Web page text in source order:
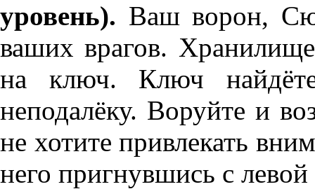
уровень). Ваш ворон,
ваших врагов.
на ключ. Ключ
неподалёку. Воруйте и
не хотите привлекать
него пригнувшись с